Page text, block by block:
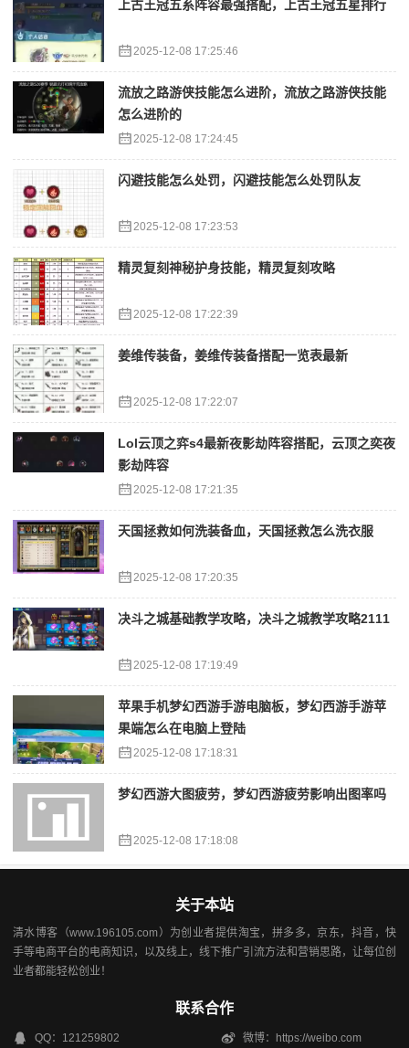
上古王冠五系阵容最强搭配，上古王冠五星排行
2025-12-08 17:25:46
流放之路游侠技能怎么进阶，流放之路游侠技能
怎么进阶的
2025-12-08 17:24:45
闪避技能怎么处罚，闪避技能怎么处罚队友
2025-12-08 17:23:53
精灵复刻神秘护身技能，精灵复刻攻略
2025-12-08 17:22:39
姜维传装备，姜维传装备搭配一览表最新
2025-12-08 17:22:07
Lol云顶之弈s4最新夜影劫阵容搭配，云顶之奕夜
影劫阵容
2025-12-08 17:21:35
天国拯救如何洗装备血，天国拯救怎么洗衣服
2025-12-08 17:20:35
决斗之城基础教学攻略，决斗之城教学攻略2111
2025-12-08 17:19:49
苹果手机梦幻西游手游电脑板，梦幻西游手游苹
果端怎么在电脑上登陆
2025-12-08 17:18:31
梦幻西游大图疲劳，梦幻西游疲劳影响出图率吗
2025-12-08 17:18:08
关于本站
清水博客（www.196105.com）为创业者提供淘宝，拼多多，京东，抖音，快
手等电商平台的电商知识，以及线上，线下推广引流方法和营销思路，让每位创
业者都能轻松创业！
联系合作
QQ：121259802 微博：https://weibo.com